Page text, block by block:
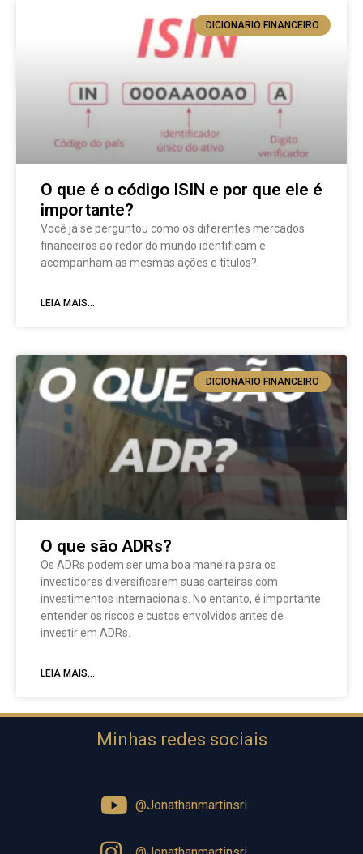
DICIONARIO FINANCEIRO
O que é o código ISIN e por que ele é
importante?
Você já se perguntou como os diferentes mercados
financeiros ao redor do mundo identificam e
acompanham as mesmas ações e títulos?
LEIA MAIS...
DICIONARIO FINANCEIRO
O que são ADRs?
Os ADRs podem ser uma boa maneira para os
investidores diversificarem suas carteiras com
investimentos internacionais. No entanto, é importante
entender os riscos e custos envolvidos antes de
investir em ADRs.
LEIA MAIS...
Minhas redes sociais
@Jonathanmartinsri